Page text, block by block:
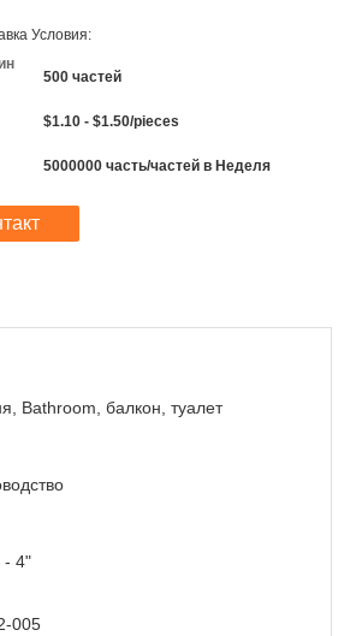
Условия:
500 частей
$1.10 - $1.50/pieces
5000000 часть/частей в Неделя
Bathroom, балкон, туалет
- 4"
005